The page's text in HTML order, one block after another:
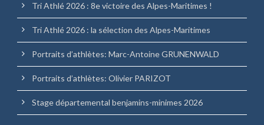
Tri Athlé 2026 : 8e victoire des Alpes-Maritimes !
Tri Athlé 2026 : la sélection des Alpes-Maritimes
Portraits d’athlètes: Marc-Antoine GRUNENWALD
Portraits d’athlètes: Olivier PARIZOT
Stage départemental benjamins-minimes 2026